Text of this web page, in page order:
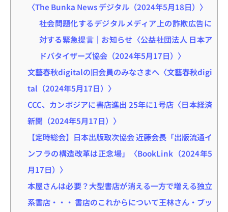
〈The Bunka News デジタル（2024年5月18日）〉
社会問題化するデジタルメディア上の詐欺広告に
対する緊急提言｜お知らせ〈公益社団法人 日本ア
ドバタイザーズ協会（2024年5月17日）〉
文藝春秋digitalの旧会員のみなさまへ〈文藝春秋digi
tal（2024年5月17日）〉
CCC、カンボジアに書店進出 25年に1号店〈日本経済
新聞（2024年5月17日）〉
【定時総会】日本出版取次協会 近藤会長「出版流通イ
ンフラの構造改革は正念場」〈BookLink（2024年5
月17日）〉
本屋さんは必要？大型書店が消える一方で増える独立
系書店・・・ 書店のこれからについて王林さん・ブッ